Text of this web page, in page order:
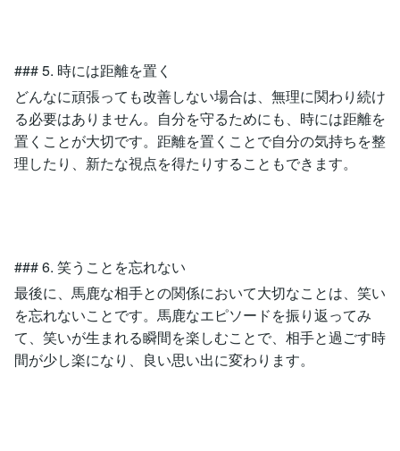
### 5. 時には距離を置く
どんなに頑張っても改善しない場合は、無理に関わり続け
る必要はありません。自分を守るためにも、時には距離を
置くことが大切です。距離を置くことで自分の気持ちを整
理したり、新たな視点を得たりすることもできます。
### 6. 笑うことを忘れない
最後に、馬鹿な相手との関係において大切なことは、笑い
を忘れないことです。馬鹿なエピソードを振り返ってみ
て、笑いが生まれる瞬間を楽しむことで、相手と過ごす時
間が少し楽になり、良い思い出に変わります。